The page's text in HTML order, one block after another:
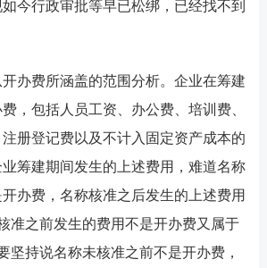
今行政审批等早已松绑，已经找不到
费所涵盖的范围分析。企业在筹建
，包括人员工资、办公费、培训费、
册登记费以及不计入固定资产成本的
筹建期间发生的上述费用，难道名称
办费，名称核准之后发生的上述费用
准之前发生的费用不是开办费又属于
坚持说名称未核准之前不是开办费，